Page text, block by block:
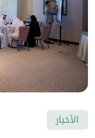
الأخبار